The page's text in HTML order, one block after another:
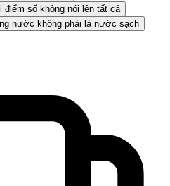
điểm số không nói lên tất cả
nước không phải là nước sạch